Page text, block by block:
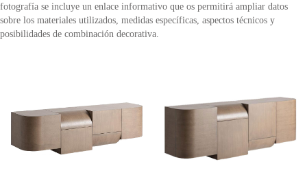
fotografía se incluye un enlace informativo que os permitirá ampliar datos
sobre los materiales utilizados, medidas específicas, aspectos técnicos y
posibilidades de combinación decorativa.